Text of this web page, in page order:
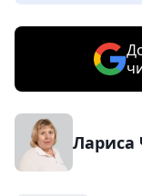
Лариса